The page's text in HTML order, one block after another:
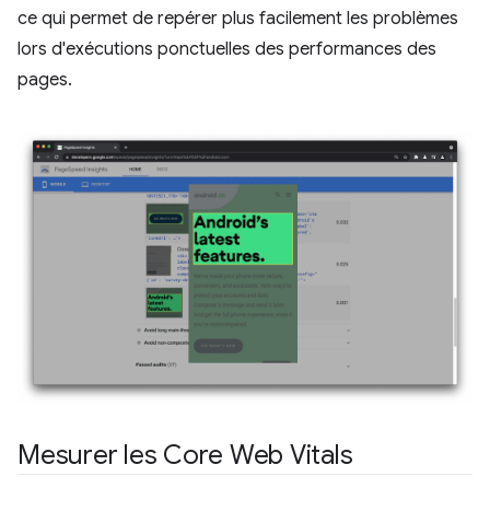
ce qui permet de repérer plus facilement les problèmes
lors d'exécutions ponctuelles des performances des
pages.
Mesurer les Core Web Vitals